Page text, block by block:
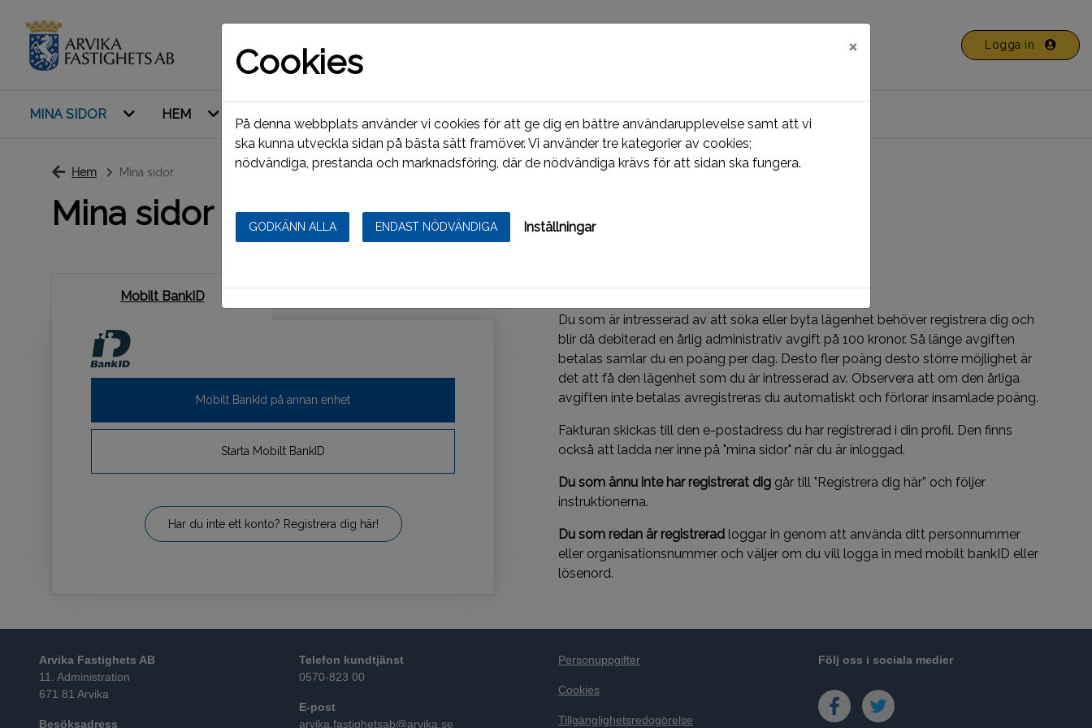
Logga in
MINA SIDOR HEM
Hem Mina sidor
Mina sidor
Mobilt BankID
Starta Mobilt BankID
Mobilt BankId på annan enhet
Har du inte ett konto? Registrera dig här!
Välkommen till Mina sidor!
Du som är intresserad av att söka eller byta lägenhet behöver registrera dig och
blir då debiterad en årlig administrativ avgift på 100 kronor. Så länge avgiften
betalas samlar du en poäng per dag. Desto fler poäng desto större möjlighet är
det att få den lägenhet som du är intresserad av. Observera att om den årliga
avgiften inte betalas avregistreras du automatiskt och förlorar insamlade poäng.
Fakturan skickas till den e-postadress du har registrerad i din profil. Den finns
också att ladda ner inne på "mina sidor" när du är inloggad.
Du som ännu inte har registrerat dig går till "Registrera dig här” och följer
instruktionerna.
Du som redan är registrerad loggar in genom att använda ditt personnummer
eller organisationsnummer och väljer om du vill logga in med mobilt bankID eller
lösenord.
Arvika Fastighets AB
11. Administration
671 81 Arvika
Besöksadress
Telefon kundtjänst
0570-823 00
E-post
arvika.fastighetsab@arvika.se
Personuppgifter
Cookies
Tillgänglighetsredogörelse
Följ oss i sociala medier
Cookies ×
På denna webbplats använder vi cookies för att ge dig en bättre användarupplevelse samt att vi
ska kunna utveckla sidan på bästa sätt framöver. Vi använder tre kategorier av cookies;
nödvändiga, prestanda och marknadsföring, där de nödvändiga krävs för att sidan ska fungera.
GODKÄNN ALLA ENDAST NÖDVÄNDIGA Inställningar